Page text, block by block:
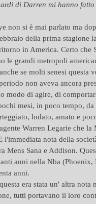
di Darren mi hanno
non si è mai parlato ma
della prima stagione
in America. Certo
le grandi metropoli
se molti senesi questa
non aveva ancora
modo di agire, di
mesi, in poco tempo,
lodato, amato e
Warren Legarie che la
nota della
Mens Sana e Addison.
anni nella Nba (Phoenix,
anni.
era stata un' altra
tutti portavano il loro